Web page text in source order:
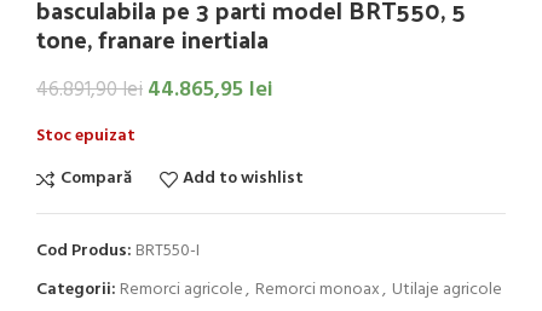
basculabila pe 3 parti model BRT550, 5
tone, franare inertiala
46.891,90lei44.865,95 lei
Stoc epuizat
Compară
Add to wishlist
Cod Produs: BRT550-I
Categorii: Remorci agricole, Remorci monoax, Utilaje agricole